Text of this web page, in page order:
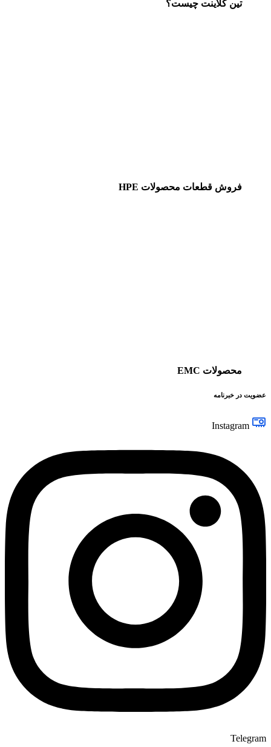
تین کلاینت چیست؟
فروش قطعات محصولات HPE
محصولات EMC
عضویت در خبرنامه
Instagram
Telegram